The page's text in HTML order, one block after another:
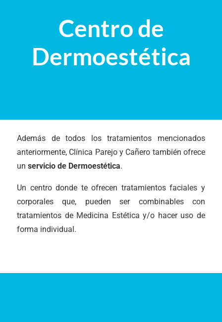
Centro de
Dermoestética
Además de todos los tratamientos mencionados
anteriormente, Clínica Parejo y Cañero también ofrece
un servicio de Dermoestética.
Un centro donde te ofrecen tratamientos faciales y
corporales que, pueden ser combinables con
tratamientos de Medicina Estética y/o hacer uso de
forma individual.